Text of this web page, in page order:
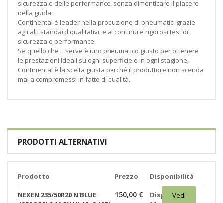
sicurezza e delle performance, senza dimenticare il piacere
della guida.
Continental è leader nella produzione di pneumatici grazie
agli alti standard qualitativi, e ai continui e rigorosi test di
sicurezza e performance.
Se quello che ti serve è uno pneumatico giusto per ottenere
le prestazioni ideali su ogni superficie e in ogni stagione,
Continental è la scelta giusta perché il produttore non scenda
mai a compromessi in fatto di qualità.
PRODOTTI ALTERNATIVI
Prodotto Prezzo Disponibilità
NEXEN 235/50R20 N'BLUE
150,00 €
Disponibili:
Vedi